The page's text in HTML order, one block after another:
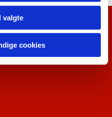
valgte
cookies